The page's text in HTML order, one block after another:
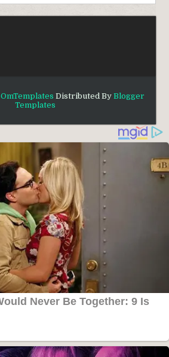
OmTemplates Distributed By Blogger
Templates